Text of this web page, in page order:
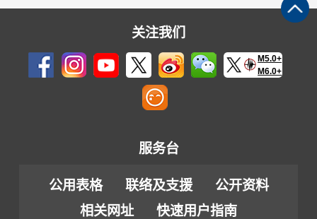
关注我们
M5.0+
M6.0+
服务台
公用表格 联络及支援
公开资料
相关网址
快速用户指南